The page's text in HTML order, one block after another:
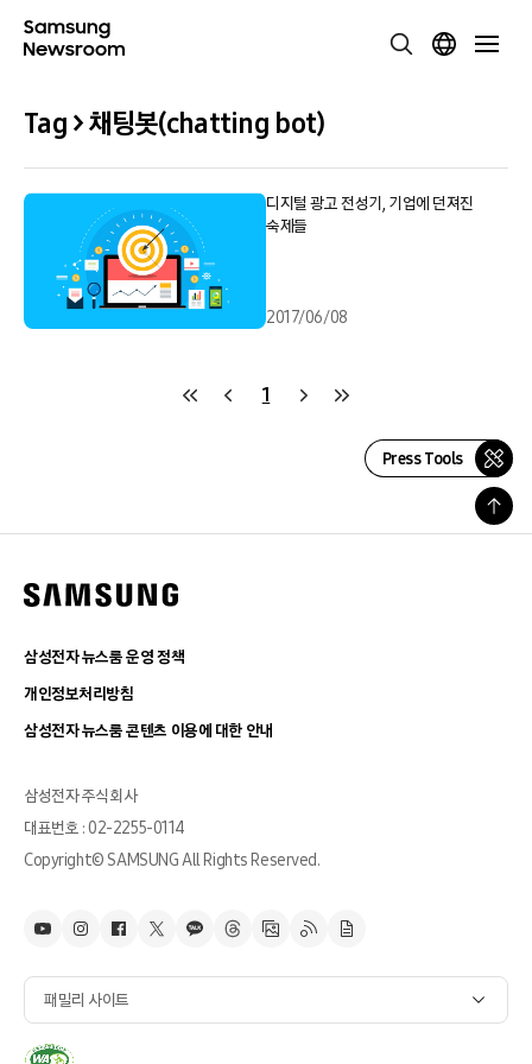
Tag > 채팅봇(chatting bot)
디지털 광고 전성기, 기업에 던져진
숙제들
2017/06/08
1
Press Tools
삼성전자 뉴스룸 운영 정책
개인정보처리방침
삼성전자 뉴스룸 콘텐츠 이용에 대한 안내
삼성전자 주식회사
대표번호 : 02-2255-0114
Copyright© SAMSUNG All Rights Reserved.
패밀리 사이트